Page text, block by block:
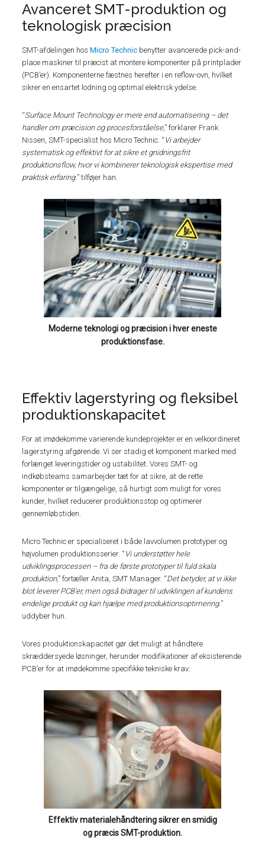
Avanceret SMT-produktion og
teknologisk præcision
SMT-afdelingen hosMicro Technic benytter avancerede pick-and-
place maskiner til præcist at montere komponenter på printplader
(PCB’er). Komponenterne fæstnes herefter i en reflow-ovn, hvilket
sikrer en ensartet lodning og optimal elektrisk ydelse.
“Surface Mount Technology er mere end automatisering – det
handler om præcision og procesforståelse,” forklarer Frank
Nissen, SMT-specialist hos Micro Technic. “Vi arbejder
systematisk og effektivt for at sikre et gnidningsfrit
produktionsflow, hvor vi kombinerer teknologisk ekspertise med
praktisk erfaring.” tilføjer han.
Moderne teknologi og præcision i hver eneste
produktionsfase.
Effektiv lagerstyring og fleksibel
produktionskapacitet
For at imødekomme varierende kundeprojekter er en velkoordineret
lagerstyring afgørende. Vi ser stadig et komponent marked med
forlænget leveringstider og ustabilitet. Vores SMT- og
indkøbsteams samarbejder tæt for at sikre, at de rette
komponenter er tilgængelige, så hurtigt som muligt for vores
kunder, hvilket reducerer produktionsstop og optimerer
gennemløbstiden.
Micro Technic er specialiseret i både lavvolumen prototyper og
højvolumen produktionsserier. “Vi understøtter hele
udviklingsprocessen – fra de første prototyper til fuld skala
produktion,” fortæller Anita, SMT Manager. “Det betyder, at vi ikke
blot leverer PCB’er, men også bidrager til udviklingen af kundens
endelige produkt og kan hjælpe med produktionsoptimering.”
uddyber hun.
Vores produktionskapacitet gør det muligt at håndtere
skræddersyede løsninger, herunder modifikationer af eksisterende
PCB’er for at imødekomme specifikke tekniske krav.
Effektiv materialehåndtering sikrer en smidig
og præcis SMT-produktion.